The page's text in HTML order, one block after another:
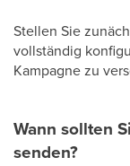
Stellen Sie
vollständig
Kampagne zu
Wann sollten
senden?